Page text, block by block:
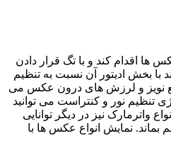
ها اقدام کند و با تگ قرار دادن
با بخش ادیتور آن نسبت به تنظیم
رفع نویز و لرزش های درون عکس می
تنظیم نور و کنتراست می توانید
نیز در دیگر توانایی
نمایش انواع عکس ها با